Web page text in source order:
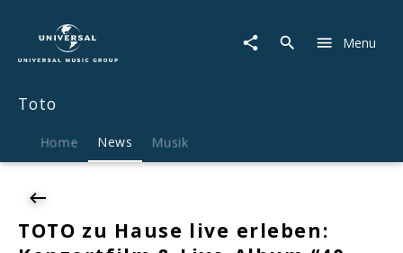
erleben:
Album
Menu
Toto
Home News Musik
TOTO zu Hause live erleben: